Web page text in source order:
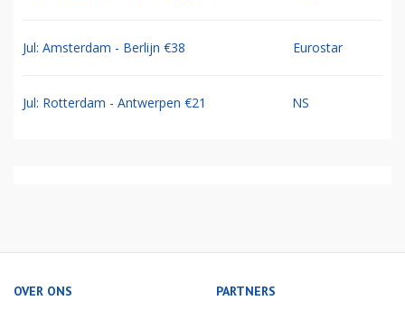
Jul: Amsterdam - Berlijn €38 Eurostar
Jul: Rotterdam - Antwerpen €21 NS
OVER ONS PARTNERS